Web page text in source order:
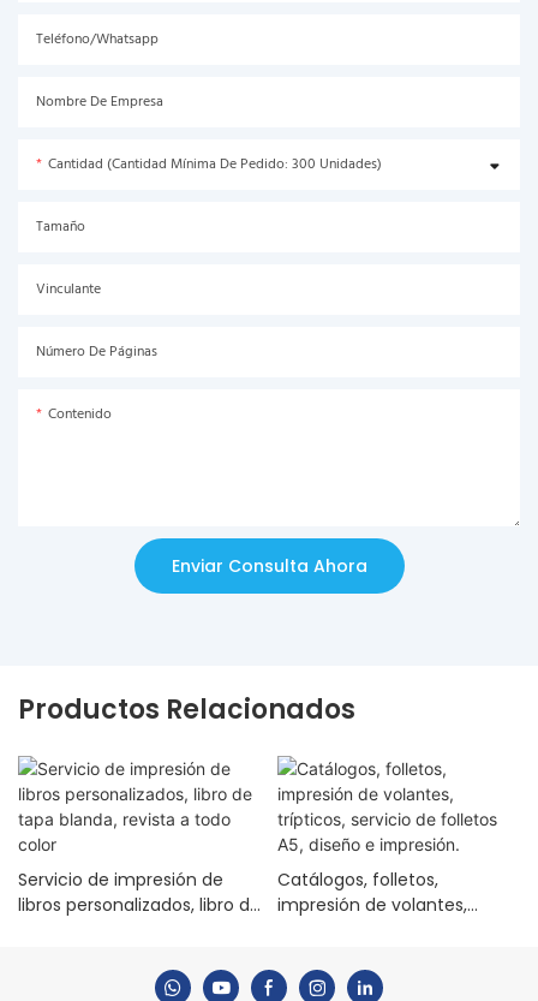
Teléfono/Whatsapp
Nombre De Empresa
Cantidad (Cantidad Mínima De Pedido: 300 Unidades)
Tamaño
Vinculante
Número De Páginas
Contenido
Enviar Consulta Ahora
Productos Relacionados
Servicio de impresión de
libros personalizados, libro de
Catálogos, folletos,
impresión de volantes,